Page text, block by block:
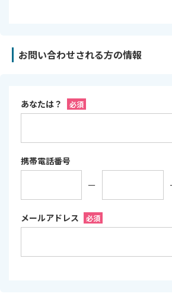
お問い合わせされる方の情報
あなたは？ 必須
携帯電話番号
メールアドレス 必須